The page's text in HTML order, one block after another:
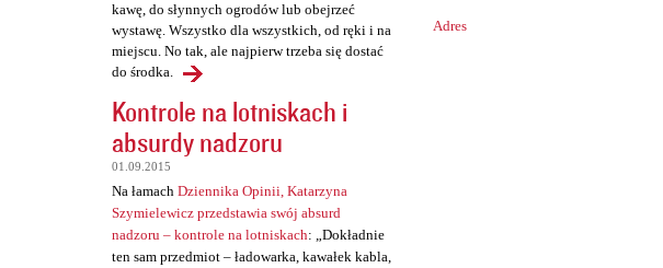
kawę, do słynnych ogrodów lub obejrzeć
wystawę. Wszystko dla wszystkich, od ręki i na
miejscu. No tak, ale najpierw trzeba się dostać
do środka.
Kontrole na lotniskach i
absurdy nadzoru
01.09.2015
Na łamach Dziennika Opinii, Katarzyna
Szymielewicz przedstawia swój absurd
nadzoru – kontrole na lotniskach: „Dokładnie
ten sam przedmiot – ładowarka, kawałek kabla,
Adres